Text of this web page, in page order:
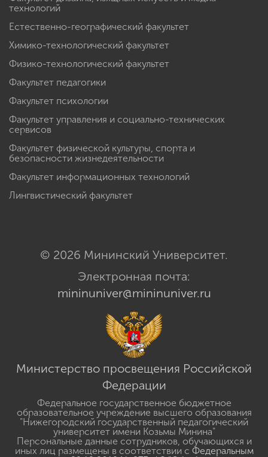
технологий
Естественно-географический факультет
Химико-технологический факультет
Физико-технологический факультет
Факультет педагогики
Факультет психологии
Факультет управления и социально-технических
сервисов
Факультет физической культуры, спорта и
безопасности жизнедеятельности
Факультет информационных технологий
Лингвистический факультет
© 2026 Мининский Университет.
Электронная почта:
mininuniver@mininuniver.ru
Министерство просвещения Российской
Федерации
Федеральное государственное бюджетное
образовательное учреждение высшего образования
"Нижегородский государственный педагогический
университет имени Козьмы Минина"
Персональные данные сотрудников, обучающихся и
иных лиц размещены в соответствии с Федеральным